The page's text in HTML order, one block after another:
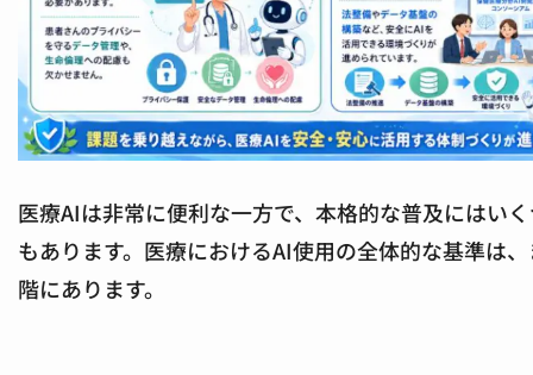
医療AIは非常に便利な一方で、本格的な普及にはい
もあります。医療におけるAI使用の全体的な基準は
階にあります。